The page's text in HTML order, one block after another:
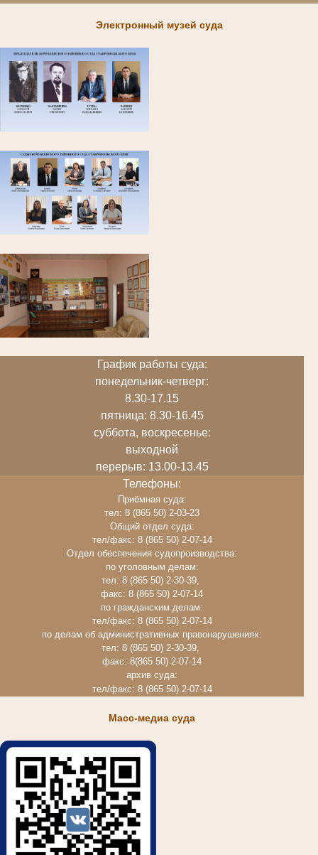
Электронный музей суда
График работы суда:
понедельник-четверг:
8.30-17.15
пятница: 8.30-16.45
суббота, воскресенье:
выходной
перерыв: 13.00-13.45
Телефоны:
Приёмная суда:
тел: 8 (865 50) 2-03-23
Общий отдел суда:
тел/факс: 8 (865 50) 2-07-14
Отдел обеспечения судопроизводства:
по уголовным делам:
тел: 8 (865 50) 2-30-39,
факс: 8 (865 50) 2-07-14
по гражданским делам:
тел/факс: 8 (865 50) 2-07-14
по делам об административных правонарушениях:
тел: 8 (865 50) 2-30-39,
факс: 8(865 50) 2-07-14
архив суда:
тел/факс: 8 (865 50) 2-07-14
Масс-медиа суда